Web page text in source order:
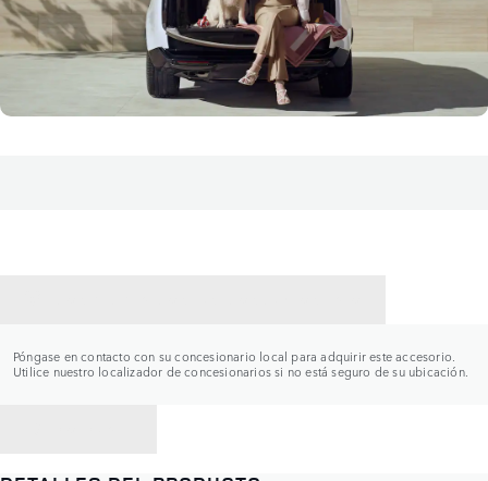
Póngase en contacto con su concesionario local para adquirir este accesorio.
Utilice nuestro localizador de concesionarios si no está seguro de su ubicación.